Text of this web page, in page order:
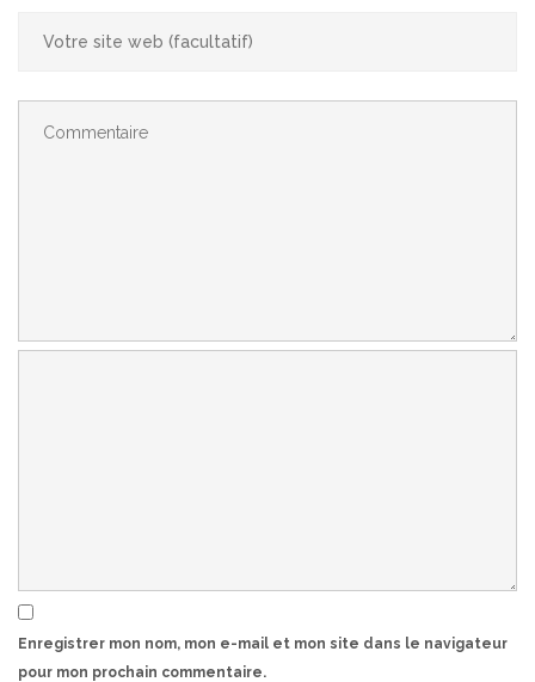
Enregistrer mon nom, mon e-mail et mon site dans le navigateur
pour mon prochain commentaire.